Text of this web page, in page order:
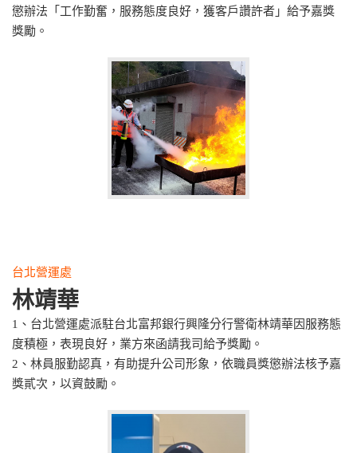
懲辦法「工作勤奮，服務態度良好，獲客戶讚許者」給予嘉獎
獎勵。
台北營運處
林靖華
1、台北營運處派駐台北富邦銀行興隆分行警衛林靖華因服務態
度積極，表現良好，業方來函請我司給予獎勵。
2、林員服勤認真，有助提升公司形象，依職員獎懲辦法核予嘉
獎貳次，以資鼓勵。